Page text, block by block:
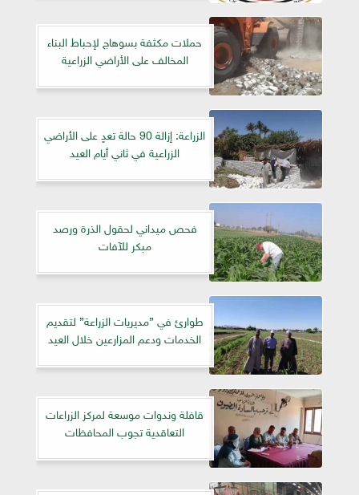
حملات مكثفة بسوهاج لإحباط البناء
المخالف على الأراضي الزراعية
الزراعة: إزالة 90 حالة تعدٍ على الأراضي
الزراعية في ثاني أيام العيد
فحص ميداني لحقول الذرة ورصد
مبكر للآفات
طوارئ في ”مديريات الزراعة” لتقديم
الخدمات ودعم المزارعين خلال العيد
قافلة وندوات موسعة لمركز الزراعات
التعاقدية تجوب المحافظات